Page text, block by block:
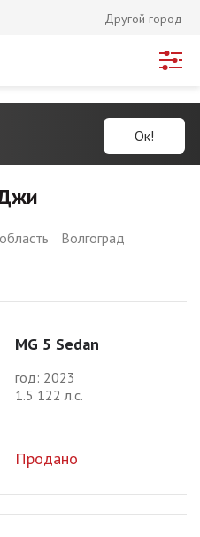
Другой город
Ок!
Волгоград
MG 5 Sedan
год: 2023
1.5 122 л.с.
Продано